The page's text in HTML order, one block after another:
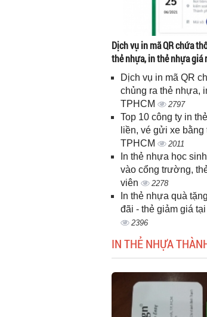
Dịch vụ in mã QR chứa
thẻ nhựa, in thẻ nhựa giá
Dịch vụ in mã QR
chủng ra thẻ nhựa,
TPHCM
2797
Top 10 công ty in
liền, vé gửi xe
TPHCM
2011
In thẻ nhựa học
vào cổng trường,
viên
2278
In thẻ nhựa quà
đãi - thẻ giảm giá
2396
IN THẺ NHỰA